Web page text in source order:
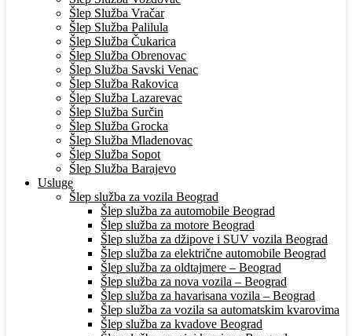
Šlep Služba Vračar
Šlep Služba Palilula
Šlep Služba Čukarica
Šlep Služba Obrenovac
Šlep Služba Savski Venac
Šlep Služba Rakovica
Šlep Služba Lazarevac
Šlep Služba Surčin
Šlep Služba Grocka
Šlep Služba Mladenovac
Šlep Služba Sopot
Šlep Služba Barajevo
Usluge
Šlep služba za vozila Beograd
Šlep služba za automobile Beograd
Šlep služba za motore Beograd
Šlep služba za džipove i SUV vozila Beograd
Šlep služba za električne automobile Beograd
Šlep služba za oldtajmere – Beograd
Šlep služba za nova vozila – Beograd
Šlep služba za havarisana vozila – Beograd
Šlep služba za vozila sa automatskim kvarovima
Šlep služba za kvadove Beograd